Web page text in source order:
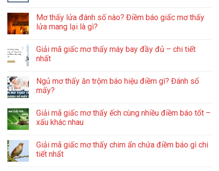
Mơ thấy lửa đánh số nào? Điềm báo giấc mơ thấy
lửa mang lại là gì?
Giải mã giấc mơ thấy máy bay đầy đủ – chi tiết
nhất
Ngủ mơ thấy ăn trộm báo hiệu điềm gì? Đánh số
mấy?
Giải mã giấc mơ thấy ếch cùng nhiều điềm báo tốt –
xấu khác nhau
Giải mã giấc mơ thấy chim ẩn chứa điềm báo gì chi
tiết nhất